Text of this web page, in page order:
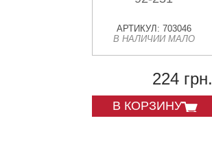
АРТИКУЛ: 703046
В НАЛИЧИИ МАЛО
224 грн.
В КОРЗИНУ